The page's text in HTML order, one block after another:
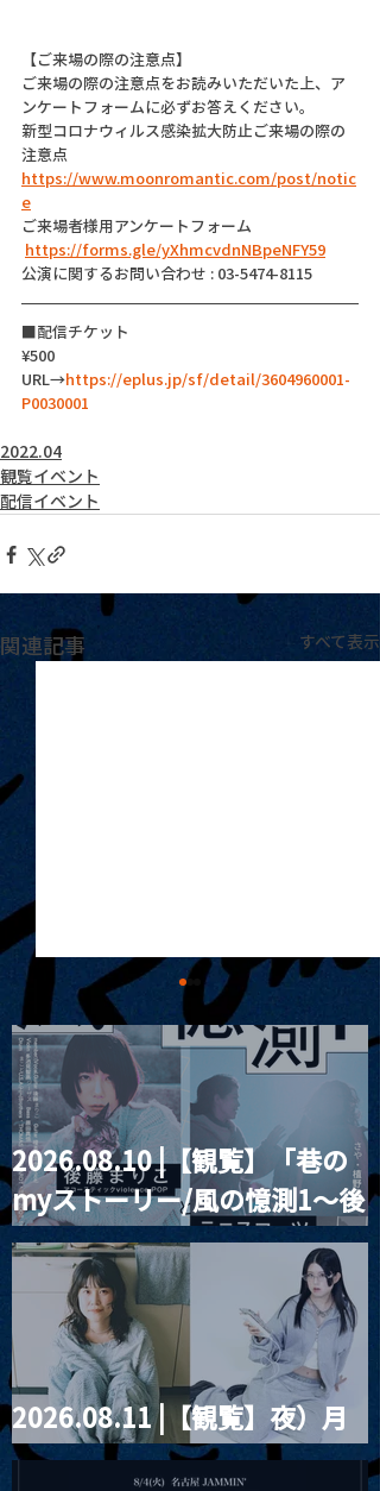
【ご来場の際の注意点】
ご来場の際の注意点をお読みいただいた上、ア
ンケートフォームに必ずお答えください。
新型コロナウィルス感染拡大防止ご来場の際の
注意点
https://www.moonromantic.com/post/notic
e
ご来場者様用アンケートフォーム
https://forms.gle/yXhmcvdnNBpeNFY59
公演に関するお問い合わせ : 03-5474-8115
■配信チケット
¥500
URL→https://eplus.jp/sf/detail/3604960001-
P0030001
2022.04
観覧イベント
配信イベント
関連記事 すべて表示
MoonRomantic
Channel1周年記念Live
2026.08.10 |【観覧】「巷の
myストーリー/風の憶測1～後
藤まりこアコースティック
violence POPとテニスコー
ツ」
2026.08.11 |【観覧】夜）月
見ル君想フpre. Sugar Shock